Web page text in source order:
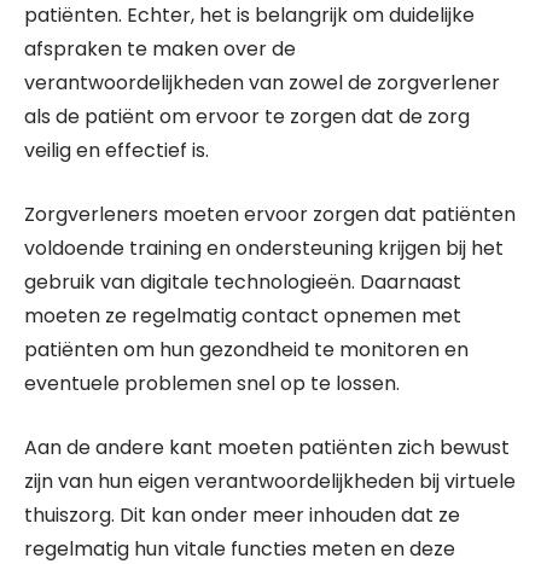
patiënten. Echter, het is belangrijk om duidelijke
afspraken te maken over de
verantwoordelijkheden van zowel de zorgverlener
als de patiënt om ervoor te zorgen dat de zorg
veilig en effectief is.
Zorgverleners moeten ervoor zorgen dat patiënten
voldoende training en ondersteuning krijgen bij het
gebruik van digitale technologieën. Daarnaast
moeten ze regelmatig contact opnemen met
patiënten om hun gezondheid te monitoren en
eventuele problemen snel op te lossen.
Aan de andere kant moeten patiënten zich bewust
zijn van hun eigen verantwoordelijkheden bij virtuele
thuiszorg. Dit kan onder meer inhouden dat ze
regelmatig hun vitale functies meten en deze